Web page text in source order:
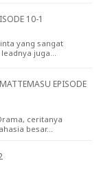
10-1
yang sangat
juga…
EPISODE
ceritanya
besar…